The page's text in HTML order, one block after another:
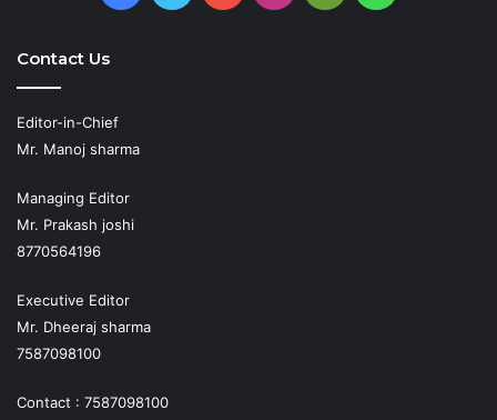
Contact Us
Editor-in-Chief
Mr. Manoj sharma
Managing Editor
Mr. Prakash joshi
8770564196
Executive Editor
Mr. Dheeraj sharma
7587098100
Contact : 7587098100